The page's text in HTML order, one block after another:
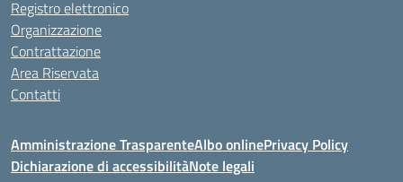
Registro elettronico
Organizzazione
Contrattazione
Area Riservata
Contatti
Amministrazione TrasparenteAlbo onlinePrivacy Policy
Dichiarazione di accessibilitàNote legali